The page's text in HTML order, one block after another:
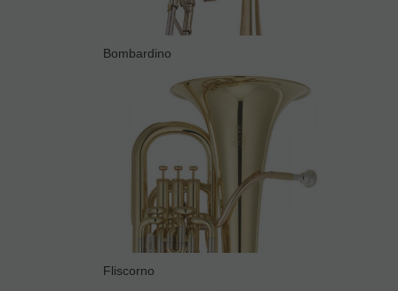
Bombardino
Fliscorno